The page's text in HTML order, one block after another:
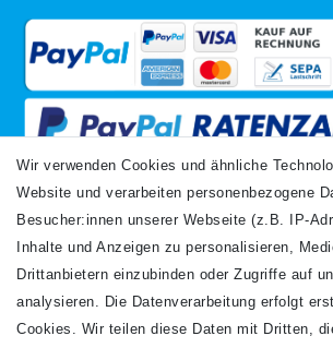
VERSANDARTEN
Wir verwenden Cookies und ähnliche
Website und verarbeiten personenbezogene
Besucher:innen unserer Webseite (z.B. IP-
Inhalte und Anzeigen zu personalisieren,
Drittanbietern einzubinden oder Zugriffe auf
analysieren. Die Datenverarbeitung erfolgt
Cookies. Wir teilen diese Daten mit Dritten,